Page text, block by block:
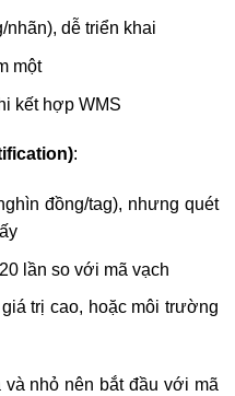
dễ triển khai
một
kết hợp WMS
:
đồng/tag), nhưng quét
lần so với mã vạch
trị cao, hoặc môi trường
nhỏ nên bắt đầu với mã